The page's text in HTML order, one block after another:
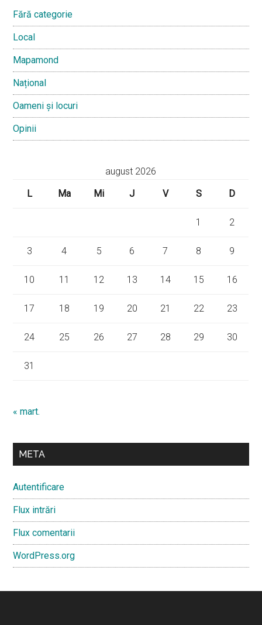
Fără categorie
Local
Mapamond
Național
Oameni și locuri
Opinii
august 2026
L
Ma Mi J V S D
1 2
3 4 5 6 7 8 9
10 11 12 13 14 15 16
17 18 19 20 21 22 23
24 25 26 27 28 29 30
31
« mart.
META
Autentificare
Flux intrări
Flux comentarii
WordPress.org